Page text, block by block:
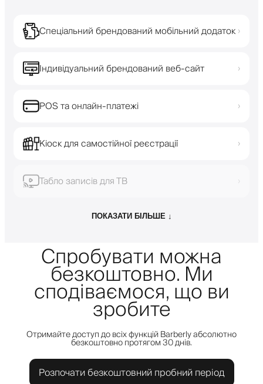
Спеціальний брендований мобільний додаток ›
Індивідуальний брендований веб-сайт ›
POS та онлайн-платежі ›
Кіоск для самостійної реєстрації ›
Табло записів для ТВ ›
ПОКАЗАТИ БІЛЬШЕ ↓
Спробувати можна
безкоштовно. Ми
сподіваємося, що ви
зробите
Отримайте доступ до всіх функцій Barberly абсолютно
безкоштовно протягом 30 днів.
Розпочати безкоштовний пробний період